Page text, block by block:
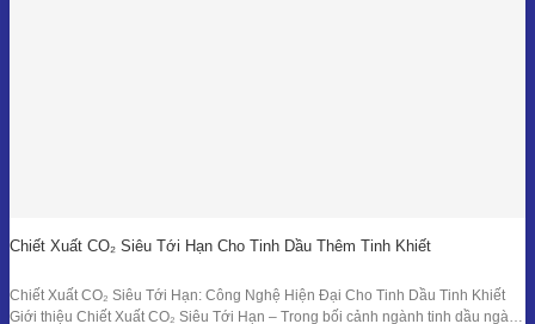
Chiết Xuất CO₂ Siêu Tới Hạn Cho Tinh Dầu Thêm Tinh Khiết
Chiết Xuất CO₂ Siêu Tới Hạn: Công Nghệ Hiện Đại Cho Tinh Dầu Tinh Khiết
Giới thiệu Chiết Xuất CO₂ Siêu Tới Hạn – Trong bối cảnh ngành tinh dầu ngày